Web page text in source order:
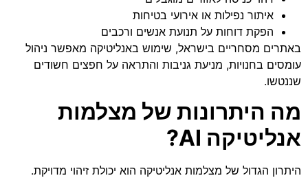
איתור נפילות או אירועי בטיחות
הפקת דוחות על תנועת אנשים ורכבים
באתרים מסחריים בישראל, שימוש באנליטיקה מאפשר ניהול
עומסים בחנויות, מניעת גניבות והתראה על חפצים חשודים
שננטשו.
מה היתרונות של מצלמות
אנליטיקה AI?
היתרון הגדול של מצלמות אנליטיקה הוא יכולת זיהוי מדויקת.